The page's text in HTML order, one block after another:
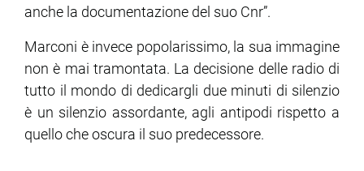
anche la documentazione del suo Cnr”.
Marconi è invece popolarissimo, la sua immagine
non è mai tramontata. La decisione delle radio di
tutto il mondo di dedicargli due minuti di silenzio
è un silenzio assordante, agli antipodi rispetto a
quello che oscura il suo predecessore.